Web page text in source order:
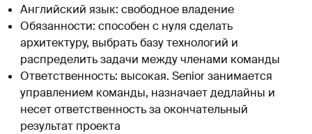
Английский язык: свободное владение
Обязанности: способен с нуля сделать
архитектуру, выбрать базу технологий и
распределить задачи между членами команды
Ответственность: высокая. Senior занимается
управлением команды, назначает дедлайны и
несет ответственность за окончательный
результат проекта